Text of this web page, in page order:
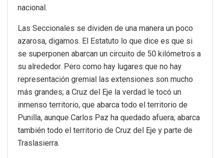
nacional.
Las Seccionales se dividen de una manera un poco
azarosa, digamos. El Estatuto lo que dice es que si
se superponen abarcan un circuito de 50 kilómetros a
su alrededor. Pero como hay lugares que no hay
representación gremial las extensiones son mucho
más grandes; a Cruz del Eje la verdad le tocó un
inmenso territorio, que abarca todo el territorio de
Punilla, aunque Carlos Paz ha quedado afuera; abarca
también todo el territorio de Cruz del Eje y parte de
Traslasierra.